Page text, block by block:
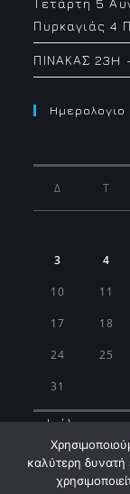
Τετάρτη 5
Πυρκαγιάς 4
ΠΙΝΑΚΑΣ 23H
Ημερολογιο
Δ Τ
3 4
10 11
17 18
24 25
31
« Ιούλ
καλύτερη δυνατή